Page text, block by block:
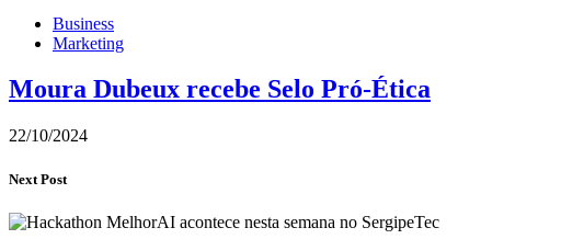
Business
Marketing
Moura Dubeux recebe Selo Pró-Ética
22/10/2024
Next Post